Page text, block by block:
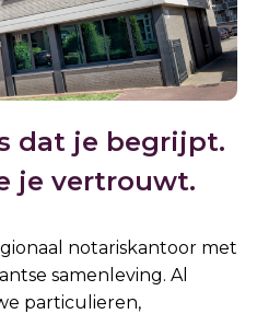
dat je begrijpt.
je vertrouwt.
notariskantoor met
samenleving. Al
particulieren,